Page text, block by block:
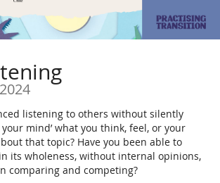
listening to others without silently
mind’ what you think, feel, or your
that topic? Have you been able to
its wholeness, without internal opinions,
comparing and competing?